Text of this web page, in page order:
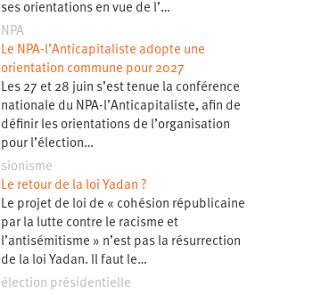
ses orientations en vue de l’…
NPA
Le NPA-l’Anticapitaliste adopte une
orientation commune pour 2027
Les 27 et 28 juin s’est tenue la conférence
nationale du NPA-l’Anticapitaliste, afin de
définir les orientations de l’organisation
pour l’élection…
sionisme
Le retour de la loi Yadan ?
Le projet de loi de « cohésion républicaine
par la lutte contre le racisme et
l’antisémitisme » n’est pas la résurrection
de la loi Yadan. Il faut le…
élection présidentielle